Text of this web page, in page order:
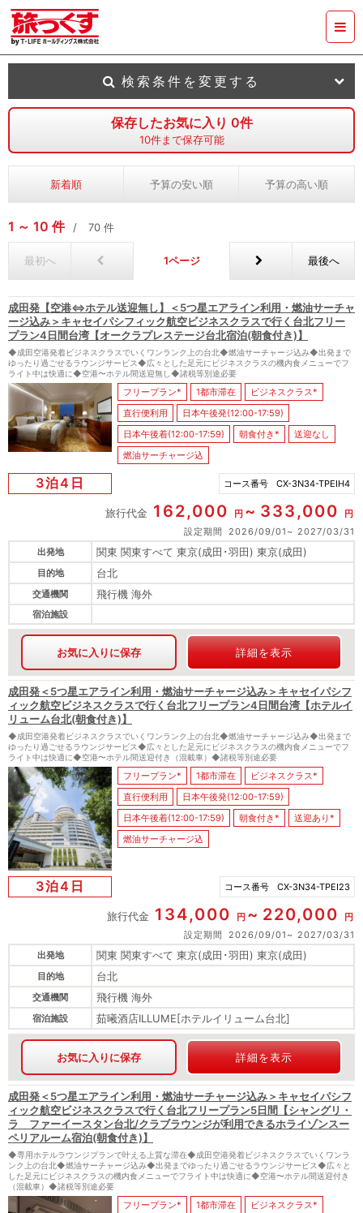
保存したお気に入り 0件
10件まで保存可能
新着順 予算の安い順 予算の高い順
1 10 件 70 件
最初へ 1 最後へ
成田発【空港⇔ホテル送迎無し】＜5つ星エアライン利用・燃油サーチャ
ージ込み＞キャセイパシフィック航空ビジネスクラスで行く台北フリー
プラン4日間台湾【オークラプレステージ台北宿泊(朝食付き)】
◆成田空港発着ビジネスクラスでいくワンランク上の台北◆燃油サーチャージ込み◆出発まで
ゆったり過ごせるラウンジサービス◆広々とした足元にビジネスクラスの機内食メニューでフ
ライト中は快適に◆空港〜ホテル間送迎無し◆諸税等別途必要
フリープラン* 1都市滞在
ビジネスクラス*
直行便利用
日本午後発(12:00-17:59)
日本午後着(12:00-17:59)
朝食付き*
送迎なし
燃油サーチャージ込
3泊4日 コース番号 CX-3N34-TPEIH4
旅行代金 162,000 円 333,000
円
設定期間
2026/09/01
2027/03/31
出発地
関東 関東すべて 東京(成田･羽田) 東京(成田)
目的地 台北
交通機関 飛行機 海外
宿泊施設
お気に入りに保存 詳細を表示
成田発＜5つ星エアライン利用・燃油サーチャージ込み＞キャセイパシフ
ィック航空ビジネスクラスで行く台北フリープラン4日間台湾【ホテルイ
リューム台北(朝食付き)】
◆成田空港発着ビジネスクラスでいくワンランク上の台北◆燃油サーチャージ込み◆出発まで
ゆったり過ごせるラウンジサービス◆広々とした足元にビジネスクラスの機内食メニューでフ
ライト中は快適に◆空港〜ホテル間送迎付き（混載車）◆諸税等別途必要
フリープラン* 1都市滞在
ビジネスクラス*
直行便利用
日本午後発(12:00-17:59)
日本午後着(12:00-17:59)
朝食付き*
送迎あり*
燃油サーチャージ込
3泊4日 コース番号 CX-3N34-TPEI23
旅行代金 134,000 円 220,000
円
設定期間
2026/09/01
2027/03/31
出発地
関東 関東すべて 東京(成田･羽田) 東京(成田)
目的地 台北
交通機関 飛行機 海外
宿泊施設 茹曦酒店ILLUME[ホテルイリューム台北]
お気に入りに保存 詳細を表示
成田発＜5つ星エアライン利用・燃油サーチャージ込み＞キャセイパシフ
ィック航空ビジネスクラスで行く台北フリープラン5日間【シャングリ・
ラ ファーイースタン台北/クラブラウンジが利用できるホライゾンスー
ペリアルーム宿泊(朝食付き)】
◆専用ホテルラウンジプランで叶える上質な滞在◆成田空港発着ビジネスクラスでいくワンラ
ンク上の台北◆燃油サーチャージ込み◆出発までゆったり過ごせるラウンジサービス◆広々と
した足元にビジネスクラスの機内食メニューでフライト中は快適に◆空港〜ホテル間送迎付き
（混載車）◆諸税等別途必要
フリープラン* 1都市滞在
ビジネスクラス*
検索条件を変更する